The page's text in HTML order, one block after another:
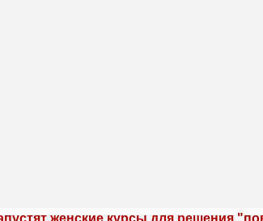
женские курсы для решения